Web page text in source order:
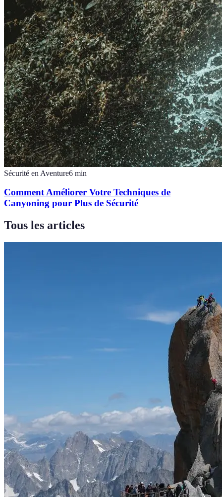
Sécurité en Aventure6 min
Comment Améliorer Votre Techniques de
Canyoning pour Plus de Sécurité
Tous les articles